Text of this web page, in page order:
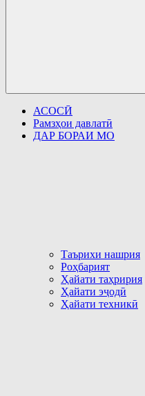
АСОСӢ
Рамзҳои давлатӣ
ДАР БОРАИ МО
Таърихи нашрия
Роҳбарият
Ҳайати таҳририя
Ҳайати эҷодӣ
Ҳайати техникӣ